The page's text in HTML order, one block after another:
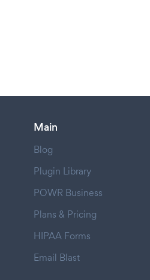
Main
Blog
Plugin Library
POWR Business
Plans & Pricing
HIPAA Forms
Email Blast